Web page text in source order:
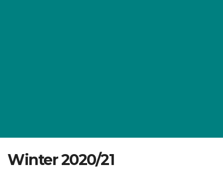
Winter 2020/21